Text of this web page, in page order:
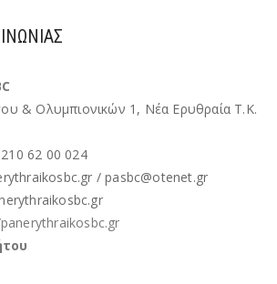
& Ολυμπιονικών 1, Νέα Ερυθραία Τ.Κ.
62 00 024
/ pasbc@otenet.gr